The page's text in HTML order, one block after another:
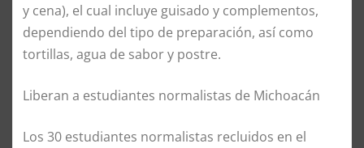
y cena), el cual incluye guisado y complementos,
dependiendo del tipo de preparación, así como
tortillas, agua de sabor y postre.
Liberan a estudiantes normalistas de Michoacán
Los 30 estudiantes normalistas recluidos en el